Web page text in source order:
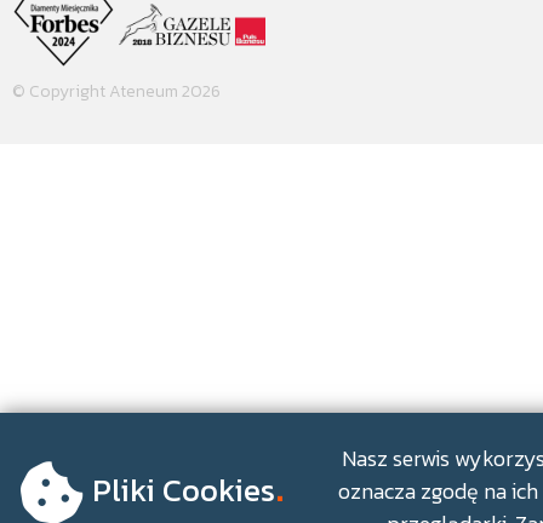
© Copyright Ateneum 2026
Pliki Cookies.
Nasz serwis
oznacza zgodę na